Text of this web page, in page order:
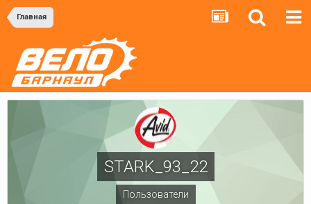
Главная
STARK_93_22
Пользователи